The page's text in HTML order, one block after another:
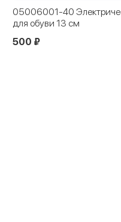
01001009-10 Стельки
590 ₽